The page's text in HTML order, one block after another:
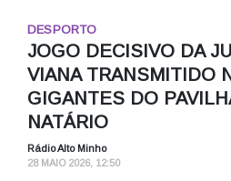
DESPORTO
JOGO DECISIVO DA
VIANA TRANSMITIDO
GIGANTES DO
NATÁRIO
Rádio Alto Minho
28 MAIO 2026, 12:50